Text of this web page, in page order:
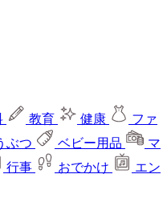
教育 健康
ファ
ぶつ ベビー用品
マ
行事 おでかけ
エン